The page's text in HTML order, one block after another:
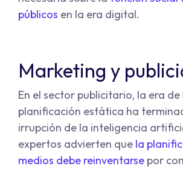
públicos en la era digital.
Marketing y
En el sector publicitario, la era de
planificación estática ha
irrupción de la inteligencia
expertos advierten que la
medios debe reinventarse por